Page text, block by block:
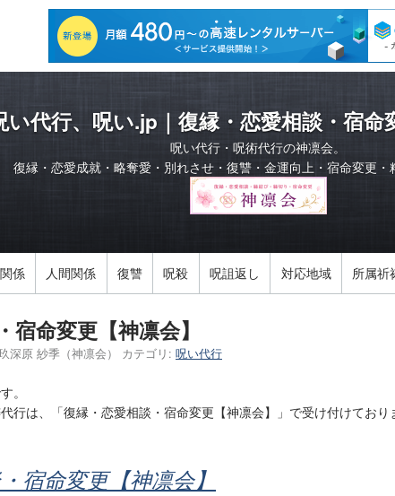
い代行、呪い.jp｜復縁・恋愛相談・宿命
呪い代行・呪術代行の神凛会。
復縁・恋愛成就・略奪愛・別れさせ・復讐・金運向上・宿命変更
係 人間関係 復讐 呪殺 呪詛返し 対応地域 所属祈
宿命変更【神凛会】
深原 紗季（神凛会） カテゴリ: 呪い代行
。
行は、「復縁・恋愛相談・宿命変更【神凛会】」で受け付けており
宿命変更【神凛会】